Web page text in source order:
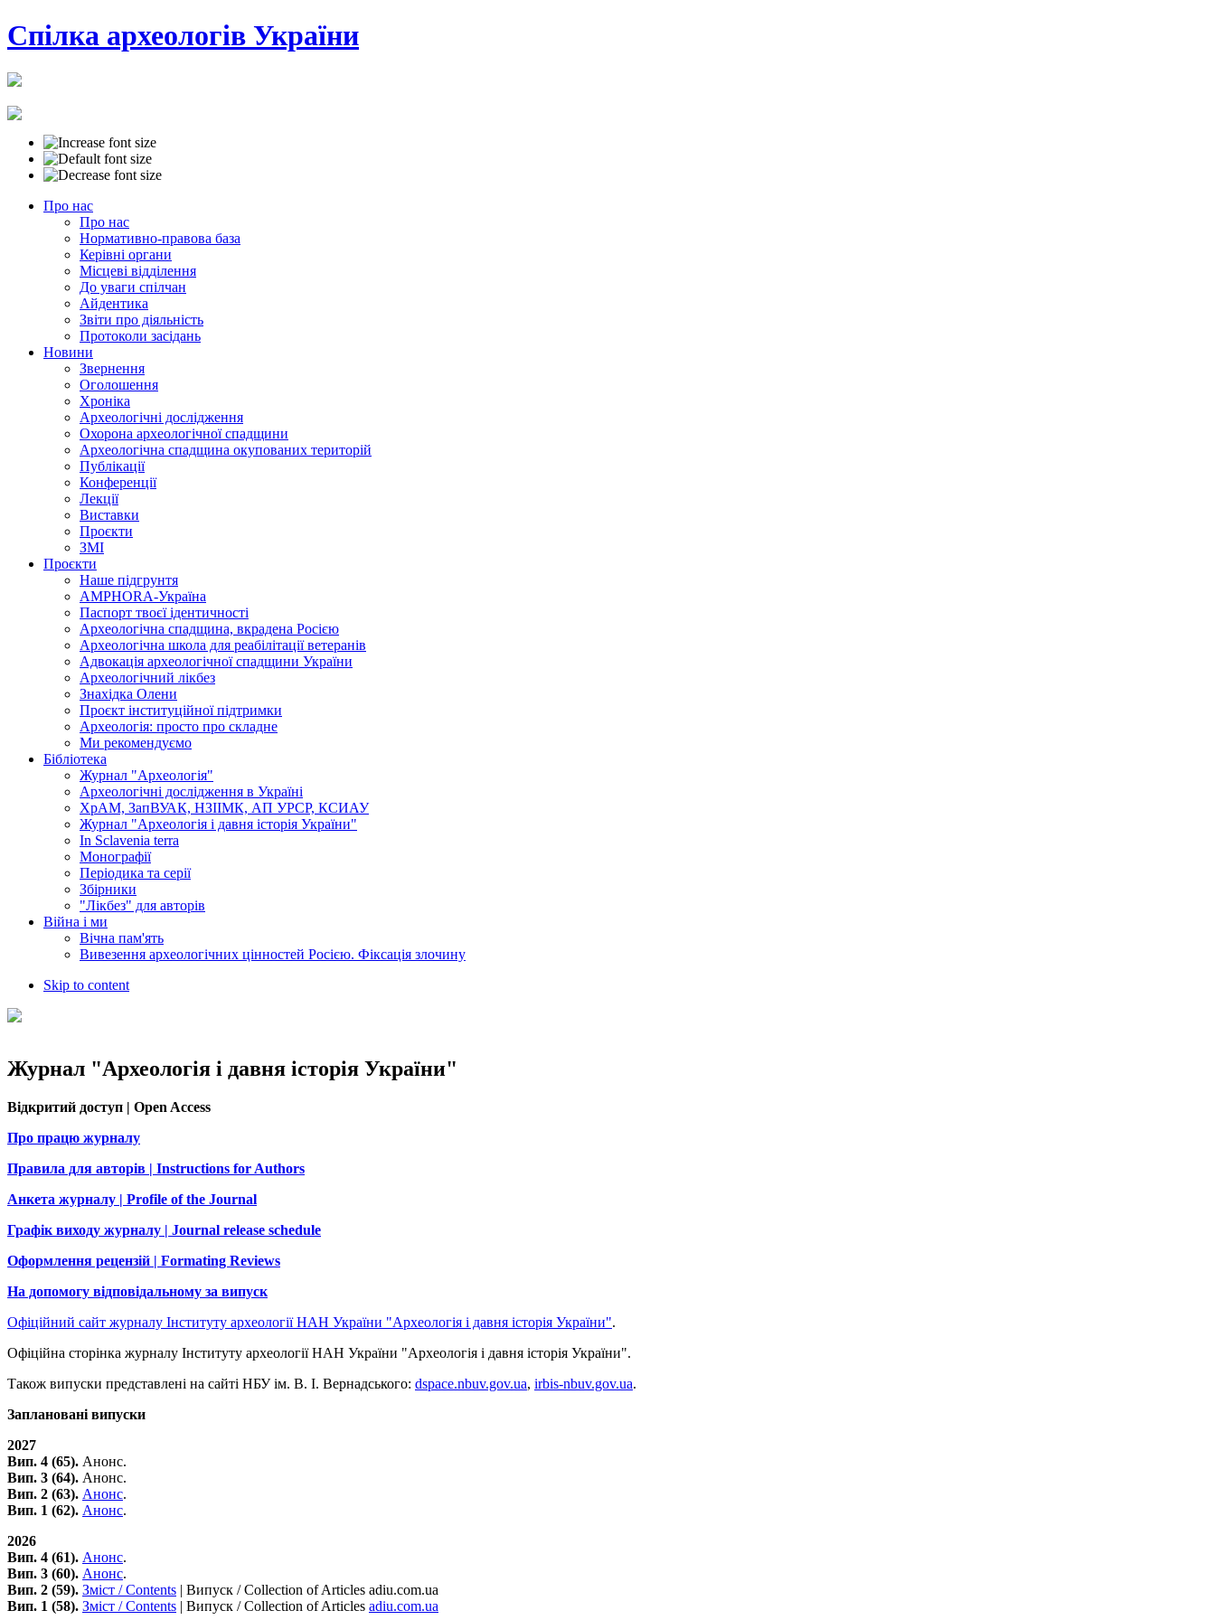
Cпілка археологів України
Про нас
Про нас
Нормативно-правова база
Керівні органи
Місцеві відділення
До уваги спілчан
Айдентика
Звіти про діяльність
Протоколи засідань
Новини
Звернення
Оголошення
Хроніка
Археологічні дослідження
Охорона археологічної спадщини
Археологічна спадщина окупованих територій
Публікації
Конференції
Лекції
Виставки
Проєкти
ЗМІ
Проєкти
Наше підгрунтя
AMPHORA-Україна
Паспорт твоєї ідентичності
Археологічна спадщина, вкрадена Росією
Археологічна школа для реабілітації ветеранів
Адвокація археологічної спадщини України
Археологічний лікбез
Знахідка Олени
Проєкт інституційної підтримки
Археологія: просто про складне
Ми рекомендуємо
Бібліотека
Журнал "Археологія"
Археологічні дослідження в Україні
ХрАМ, ЗапВУАК, НЗІІМК, АП УРСР, КСИАУ
Журнал "Археологія і давня історія України"
In Sclavenia terra
Монографії
Періодика та серії
Збірники
"Лікбез" для авторів
Війна і ми
Вічна пам'ять
Вивезення археологічних цінностей Росією. Фіксація злочину
Skip to content
Журнал "Археологія і давня історія України"
Відкритий доступ | Open Access
Про працю журналу
Правила для авторів | Instructions for Authors
Анкета журналу | Profile of the Journal
Графік виходу журналу | Journal release schedule
Оформлення рецензій | Formating Reviews
На допомогу відповідальному за випуск
Офіційний сайт журналу Інституту археології НАН України "Археологія і давня історія України".
Офіційна сторінка журналу Інституту археології НАН України "Археологія і давня історія України".
Також випуски представлені на сайті НБУ ім. В. І. Вернадського: dspace.nbuv.gov.ua, irbis-nbuv.gov.ua.
Заплановані випуски
2027
Вип. 4 (65). Анонс.
Вип. 3 (64). Анонс.
Вип. 2 (63). Анонс.
Вип. 1 (62). Анонс.
2026
Вип. 4 (61). Анонс.
Вип. 3 (60). Анонс.
Вип. 2 (59). Зміст / Contents | Випуск / Collection of Articles adiu.com.ua
Вип. 1 (58). Зміст / Contents | Випуск / Collection of Articles adiu.com.ua